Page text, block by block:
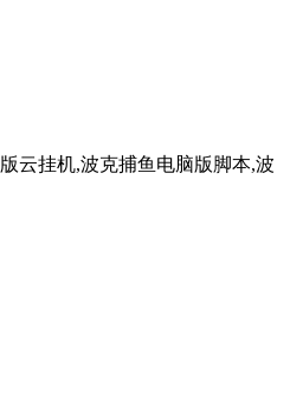
云挂机,波克捕鱼电脑版脚本,波